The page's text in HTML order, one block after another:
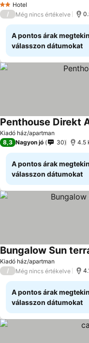
2 Kategória
Hotel
/ Még nincs értékelve
A pontos árak
válasszon dátumokat
Kiadó ház/apartman
Penthouse Direkt
8,3 Nagyon jó 30 4.5
A pontos árak
válasszon dátumokat
Kiadó ház/apartman
Bungalow Sun
/ Még nincs értékelve
A pontos árak
válasszon dátumokat